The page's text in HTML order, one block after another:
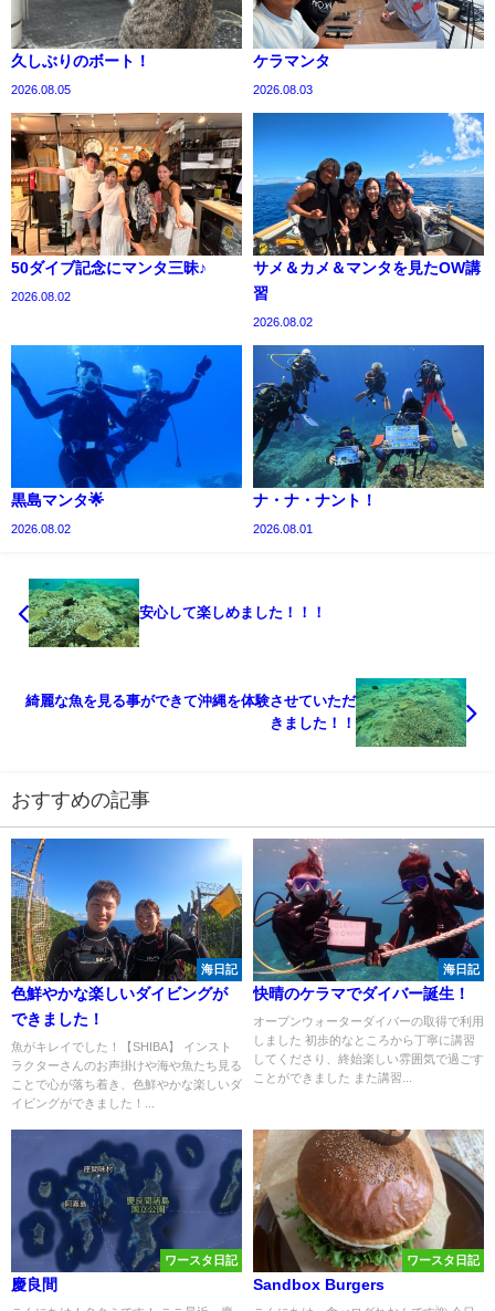
久しぶりのボート！
2026.08.05
ケラマンタ
2026.08.03
50ダイブ記念にマンタ三昧♪
2026.08.02
サメ＆カメ＆マンタを見たOW講
習
2026.08.02
黒島マンタ🌟
2026.08.02
ナ・ナ・ナント！
2026.08.01
安心して楽しめました！！！
綺麗な魚を見る事ができて沖縄を体験させていただ
きました！！
おすすめの記事
海日記
色鮮やかな楽しいダイビングが
できました！
魚がキレイでした！【SHIBA】 インスト
ラクターさんのお声掛けや海や魚たち見る
ことで心が落ち着き、色鮮やかな楽しいダ
イビングができました！...
海日記
快晴のケラマでダイバー誕生！
オープンウォーターダイバーの取得で利用
しました 初歩的なところから丁寧に講習
してくださり、終始楽しい雰囲気で過ごす
ことができました また講習...
ワースタ日記
慶良間
ワースタ日記
Sandbox Burgers